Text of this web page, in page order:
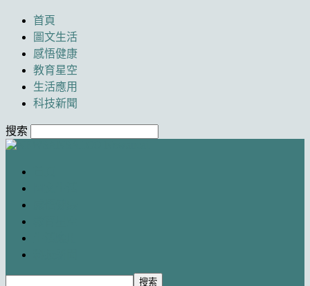
首頁
圖文生活
感悟健康
教育星空
生活應用
科技新聞
搜索